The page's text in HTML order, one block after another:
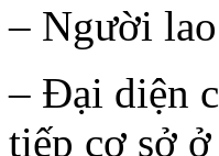
– Người
– Đại diện
tiếp cơ sở